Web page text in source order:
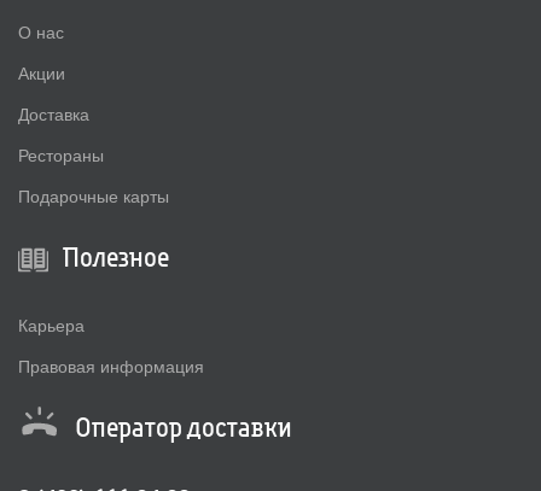
О нас
Акции
Доставка
Рестораны
Подарочные карты
Полезное
Карьера
Правовая информация
Оператор доставки